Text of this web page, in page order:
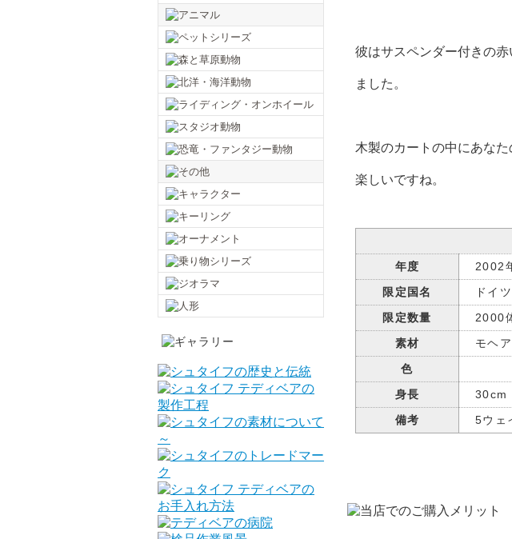
彼はサスペンダー付きの
ました。
木製のカートの中にあな
楽しいですね。
年度
2002
限定国名
ドイツ
限定数量
2000
素材
モヘア
色
身長
30cm
備考
5ウェ